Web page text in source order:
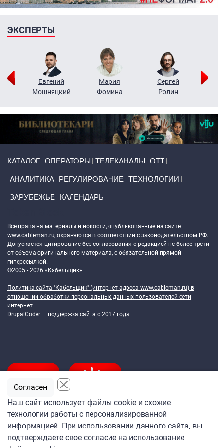
ЭКСПЕРТЫ
Евгений
Мошняцкий
Мария
Фомина
Сергей
Ролин
КАТАЛОГ ОПЕРАТОРЫ ТЕЛЕКАНАЛЫ ОТТ
АНАЛИТИКА РЕГУЛИРОВАНИЕ ТЕХНОЛОГИИ
ЗАРУБЕЖЬЕ КАЛЕНДАРЬ
Все права на материалы и новости, опубликованные на сайте
www.cableman.ru, охраняются в соответствии с законодательством РФ.
Допускается цитирование без согласования с редакцией не более трети
от объема оригинального материала, с обязательной прямой
гиперссылкой.
©2005 - 2026 «Кабельщик»
Политика сайта "Кабельщик" (интернет-адреса www.cableman.ru) в
отношении обработки персональных данных пользователей сети
интернет
DrupalCoder — поддержка сайта c 2017 года
Подпишитесь
на ежедневную рассылку
«Кабельщика»
Наш сайт использует файлы cookie и схожие
технологии работы с персонализированной
информацией. При использовании данного сайта, вы
подтверждаете свое согласие на использование
Согласен